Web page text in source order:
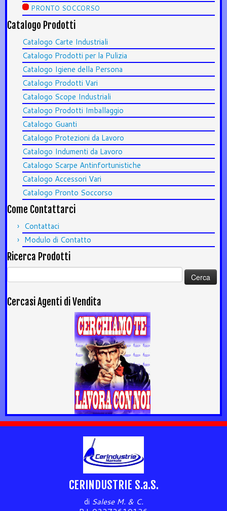
PRONTO SOCCORSO
Catalogo Prodotti
Catalogo Carte Industriali
Catalogo Prodotti per la Pulizia
Catalogo Igiene della Persona
Catalogo Prodotti Vari
Catalogo Scope Industriali
Catalogo Prodotti Imballaggio
Catalogo Guanti
Catalogo Protezioni da Lavoro
Catalogo Indumenti da Lavoro
Catalogo Scarpe Antinfortunistiche
Catalogo Accessori Vari
Catalogo Pronto Soccorso
Come Contattarci
Contattaci
Modulo di Contatto
Ricerca Prodotti
Ricerca
per:
Cercasi Agenti di Vendita
CERINDUSTRIE S.a.S.
di Salese M. & C.